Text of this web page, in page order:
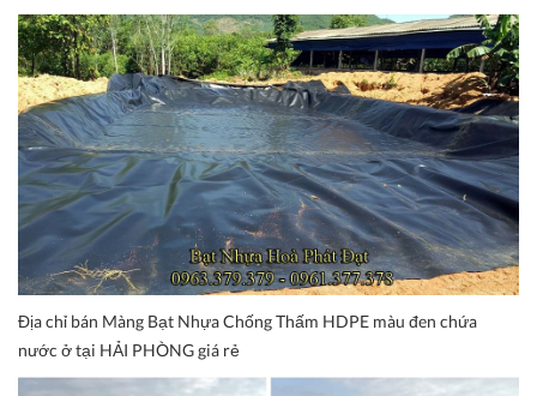
Địa chỉ bán Màng Bạt Nhựa Chống Thấm HDPE màu đen chứa
nước ở tại HẢI PHÒNG giá rẻ